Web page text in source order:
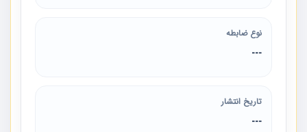
نوع ضابطه
---
تاریخ انتشار
---